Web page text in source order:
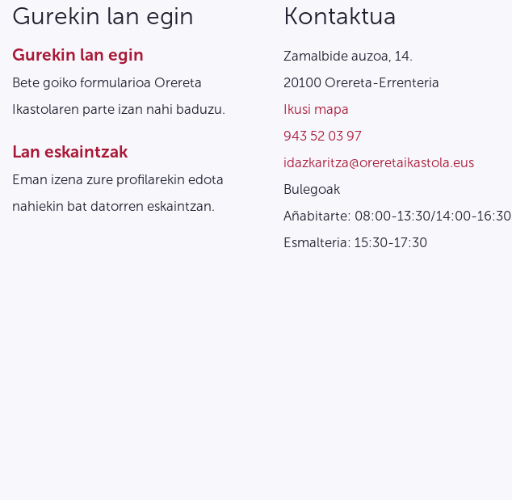
Gurekin lan egin
Gurekin lan egin
Bete goiko formularioa Orereta
Ikastolaren parte izan nahi baduzu.
Lan eskaintzak
Eman izena zure profilarekin edota
nahiekin bat datorren eskaintzan.
Kontaktua
Zamalbide auzoa, 14.
20100 Orereta-Errenteria
Ikusi mapa
943 52 03 97
idazkaritza@oreretaikastola.eus
Bulegoak
Añabitarte: 08:00-13:30/14:00-16:30
Esmalteria: 15:30-17:30